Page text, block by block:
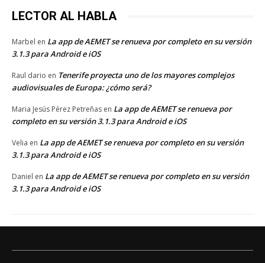
LECTOR AL HABLA
Marbel en La app de AEMET se renueva por completo en su versión
3.1.3 para Android e iOS
Raul dario en Tenerife proyecta uno de los mayores complejos
audiovisuales de Europa: ¿cómo será?
Maria Jesús Pérez Petreñas en La app de AEMET se renueva por
completo en su versión 3.1.3 para Android e iOS
Velia en La app de AEMET se renueva por completo en su versión
3.1.3 para Android e iOS
Daniel en La app de AEMET se renueva por completo en su versión
3.1.3 para Android e iOS